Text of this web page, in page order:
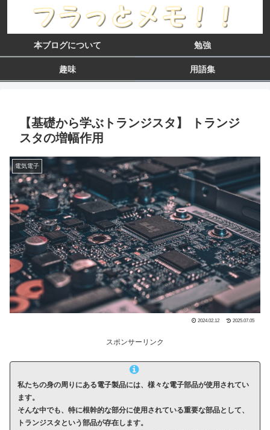
本ブログについて 勉強
趣味 用語集
【基礎から学ぶトランジスタ】 トランジ
スタの増幅作用
電気電子
2024.02.12 2025.07.05
スポンサーリンク
私たちの身の周りにある電子製品には、様々な電子部品が使用されてい
ます。
そんな中でも、特に根幹的な部分に使用されている重要な部品として、
トランジスタという部品が存在します。